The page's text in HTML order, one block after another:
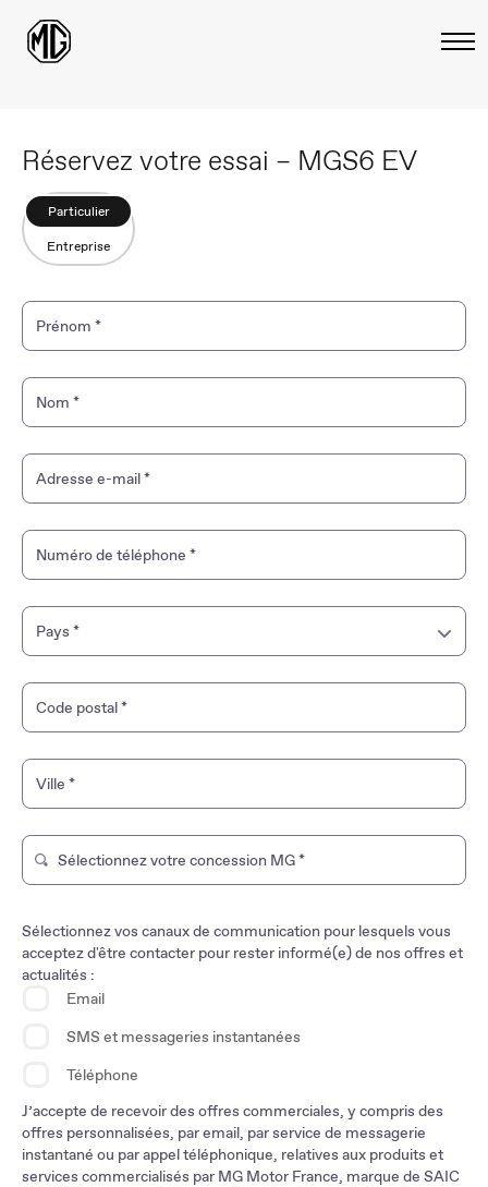
Réservez votre essai – MGS6 EV
Particulier
Entreprise
Prénom *
Nom *
Adresse e-mail*
Numéro de téléphone *
Pays *
France
Guadeloupe
La Réunion
Code postal*
Ville *
Tapez pour rechercher un magasin de marque. Utilisez
Sélectionnez votre concession MG*
Sélectionnez vos canaux de communication pour lesquels vous
acceptez d'être contacter pour rester informé(e) de nos offres et
actualités :
Email
SMS et messageries instantanées
Téléphone
J’accepte de recevoir des offres commerciales, y compris des
offres personnalisées, par email, par service de messagerie
instantané ou par appel téléphonique, relatives aux produits et
services commercialisés par MG Motor France, marque de SAIC